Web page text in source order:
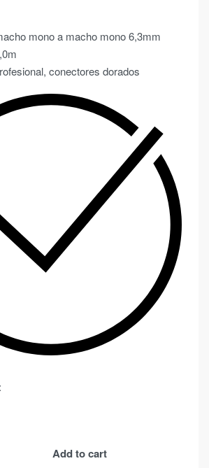
mono a macho mono 6,3mm
conectores dorados
Add to cart